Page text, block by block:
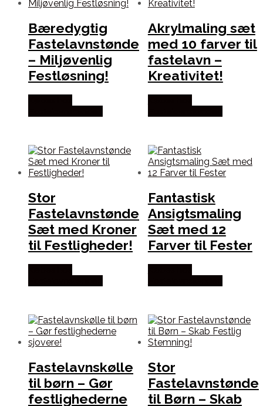
Bæredygtig
Fastelavnstønde
– Miljøvenlig
Festløsning!
Akrylmaling sæt
med 10 farver til
fastelavn –
Kreativitet!
Stor
Fastelavnstønde
Sæt med Kroner
til Festligheder!
Fantastisk
Ansigtsmaling
Sæt med 12
Farver til Fester
Fastelavnskølle
til børn – Gør
festlighederne
Stor
Fastelavnstønde
til Børn – Skab